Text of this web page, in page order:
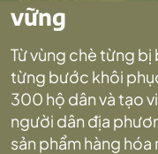
vững
Từ vùng chè từng bị
từng bước khôi
300 hộ dân và tạo
người dân địa
sản phẩm hàng